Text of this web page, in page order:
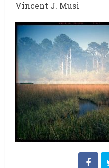
Vincent J. Musi